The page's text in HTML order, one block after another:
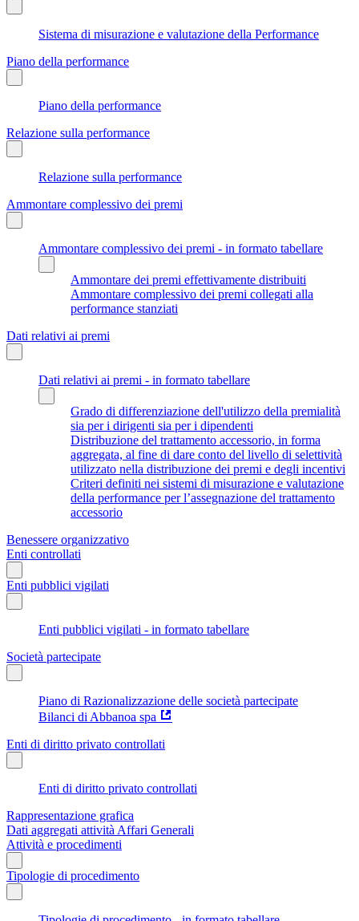
Sistema di misurazione e valutazione della Performance
Piano della performance
Piano della performance
Relazione sulla performance
Relazione sulla performance
Ammontare complessivo dei premi
Ammontare complessivo dei premi - in formato tabellare
Ammontare dei premi effettivamente distribuiti
Ammontare complessivo dei premi collegati alla
performance stanziati
Dati relativi ai premi
Dati relativi ai premi - in formato tabellare
Grado di differenziazione dell'utilizzo della premialità
sia per i dirigenti sia per i dipendenti
Distribuzione del trattamento accessorio, in forma
aggregata, al fine di dare conto del livello di selettività
utilizzato nella distribuzione dei premi e degli incentivi
Criteri definiti nei sistemi di misurazione e valutazione
della performance per l’assegnazione del trattamento
accessorio
Benessere organizzativo
Enti controllati
Enti pubblici vigilati
Enti pubblici vigilati - in formato tabellare
Società partecipate
Piano di Razionalizzazione delle società partecipate
Bilanci di Abbanoa spa
Enti di diritto privato controllati
Enti di diritto privato controllati
Rappresentazione grafica
Dati aggregati attività Affari Generali
Attività e procedimenti
Tipologie di procedimento